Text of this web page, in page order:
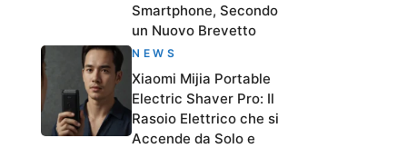
Smartphone, Secondo
un Nuovo Brevetto
NEWS
Xiaomi Mijia Portable
Electric Shaver Pro: Il
Rasoio Elettrico che si
Accende da Solo e